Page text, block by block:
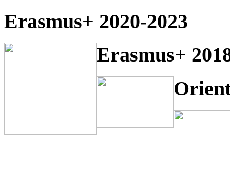
Erasmus+ 2020-2023
Erasmus+